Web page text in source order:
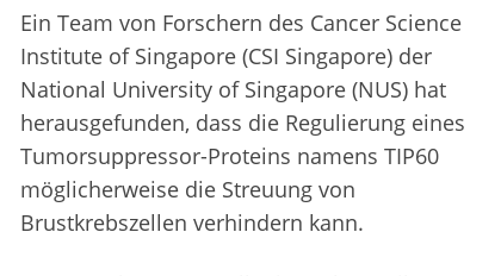
Ein Team von Forschern des Cancer Science
Institute of Singapore (CSI Singapore) der
National University of Singapore (NUS) hat
herausgefunden, dass die Regulierung eines
Tumorsuppressor-Proteins namens TIP60
möglicherweise die Streuung von
Brustkrebszellen verhindern kann.